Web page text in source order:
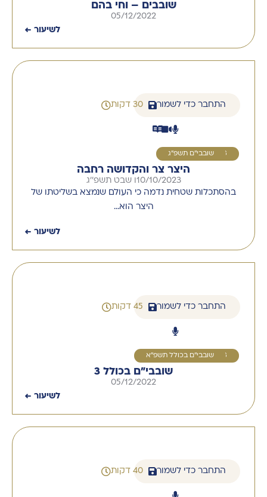
שובבים – וחי בהם
05/12/2022
לשיעור ←
התחבר כדי לשמור 30 דקות
3 שובבי''ם תשפ"ג
היצר צר והקדושה רחבה
10/10/2023 ו שבט תשפ''ג
בהסתכלות שטחית נדמה כי העולם שנמצא בשליטתו של
היצר הוא…
לשיעור ←
התחבר כדי לשמור 45 דקות
3 שובבי''ם בכולל תשפ"א
שובבי"ם בכולל 3
05/12/2022
לשיעור ←
התחבר כדי לשמור 40 דקות